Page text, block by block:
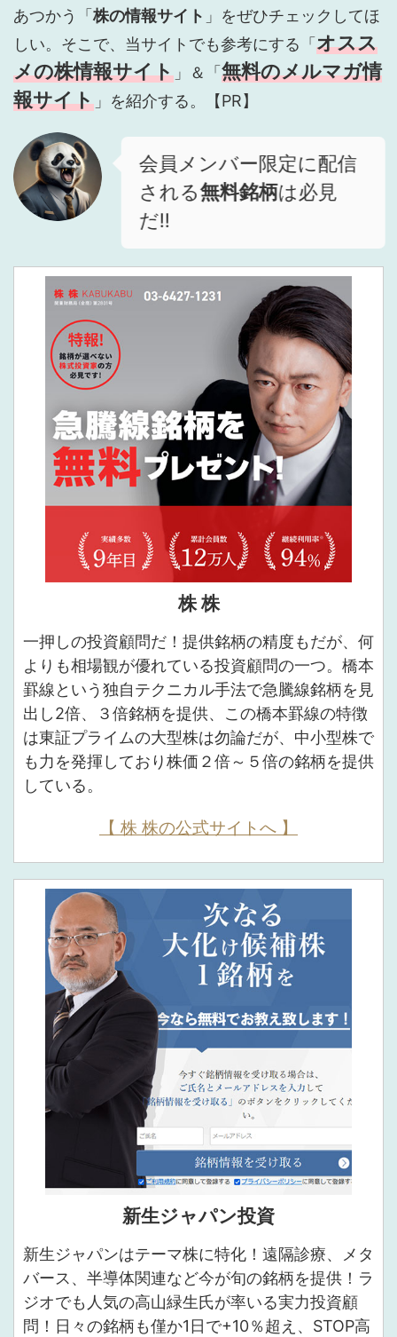
あつかう「株の情報サイト 」をぜひチェックしてほ
しい。そこで、当サイトでも参考にする「オスス
メの株情報サイト 」＆「無料のメルマガ情
報サイト 」を紹介する。【PR】
会員メンバー限定に配信
される無料銘柄は必見
だ!!
株 株
一押しの投資顧問だ！提供銘柄の精度もだが、何
よりも相場観が優れている投資顧問の一つ。橋本
罫線という独自テクニカル手法で急騰線銘柄を見
出し2倍、３倍銘柄を提供、この橋本罫線の特徴
は東証プライムの大型株は勿論だが、中小型株で
も力を発揮しており株価２倍～５倍の銘柄を提供
している。
【 株 株の公式サイトへ 】
新生ジャパン投資
新生ジャパンはテーマ株に特化！遠隔診療、メタ
バース、半導体関連など今が旬の銘柄を提供！ラ
ジオでも人気の高山緑生氏が率いる実力投資顧
問！日々の銘柄も僅か1日で+10％超え、STOP高